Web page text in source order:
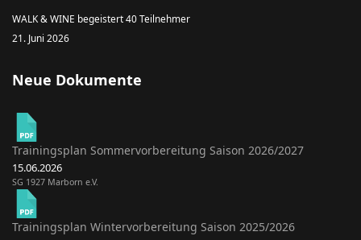
WALK & WINE begeistert 40 Teilnehmer
21. Juni 2026
Neue Dokumente
Trainingsplan Sommervorbereitung Saison 2026/2027
15.06.2026
SG 1927 Marborn e.V.
Trainingsplan Wintervorbereitung Saison 2025/2026